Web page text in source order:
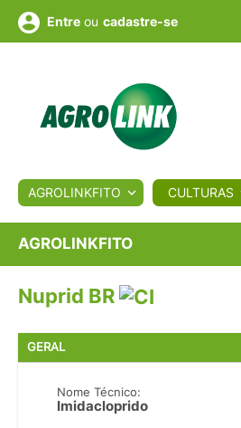
BIOLÓGICOS COTAÇÕES
Conversor Colunistas
Entre ou cadastre-se
AGROLINKFITO CULTURAS
AGROLINKFITO
Nuprid BR
GERAL
Nome Técnico:
Imidacloprido